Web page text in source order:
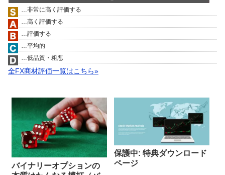
…非常に高く評価する
…高く評価する
…評価する
…平均的
…低品質・粗悪
全FX商材評価一覧はこちら»
バイナリーオプションの
保護中: 特典ダウンロード
ページ